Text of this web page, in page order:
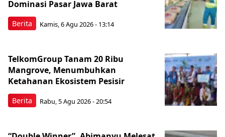
Berita
Dominasi Pasar Jawa Barat
Kamis, 6 Agu 2026 - 13:14
Berita
TelkomGroup Tanam 20 Ribu
Mangrove, Menumbuhkan
Ketahanan Ekosistem Pesisir
Rabu, 5 Agu 2026 - 20:54